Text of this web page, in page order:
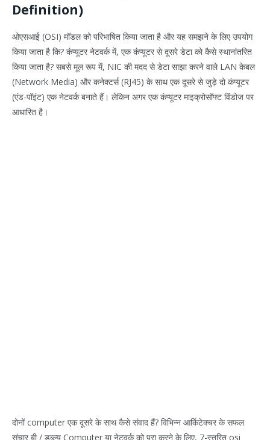
Definition)
ओएसआई (OSI) मॉडल को परिभाषित किया जाता है और यह समझने के लिए उपयोग
किया जाता है कि? कंप्यूटर नेटवर्क में, एक कंप्यूटर से दूसरे डेटा को कैसे स्थानांतरित
किया जाता है? सबसे मूल रूप में, NIC की मदद से डेटा साझा करने वाले LAN केबल
(Network Media) और कनेक्टर्स (RJ45) के साथ एक दूसरे से जुड़े दो कंप्यूटर
(एंड-पॉइंट) एक नेटवर्क बनाते हैं। लेकिन अगर एक कंप्यूटर माइक्रोसॉफ्ट विंडोज पर
आधारित है।
दोनों computer एक दूसरे के साथ कैसे संवाद हैं? विभिन्न आर्किटेक्चर के सफल
संचार बी / डब्ल्यू Computer या नेटवर्क को पूरा करने के लिए, 7-स्तरित osi